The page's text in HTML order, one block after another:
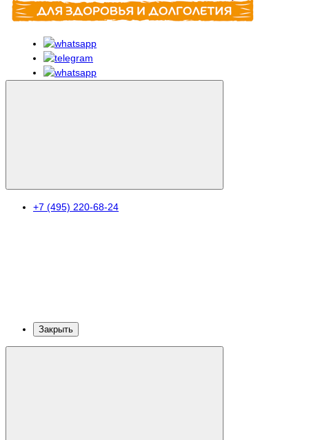
+7 (495) 220-68-24
Закрыть